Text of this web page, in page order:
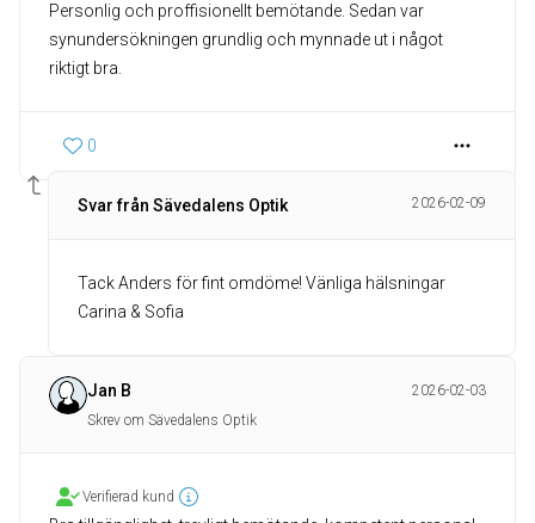
Personlig och proffisionellt bemötande. Sedan var
synundersökningen grundlig och mynnade ut i något
riktigt bra.
0
Svar från Sävedalens Optik 2026-02-09
Tack Anders för fint omdöme! Vänliga hälsningar
Carina & Sofia
Jan B
2026-02-03
Skrev om Sävedalens Optik
Verifierad kund